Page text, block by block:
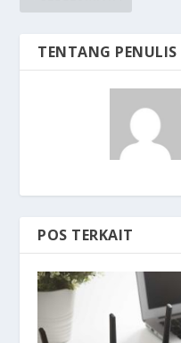
TENTANG PENULIS
POS TERKAIT